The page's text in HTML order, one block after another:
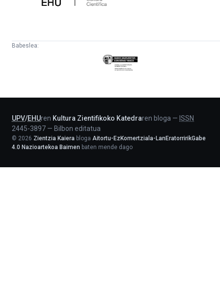
Babeslea:
Eusko
Jaurlaritza
UPV/EHUren Kultura Zientifikoko Katedraren bloga — ISSN
2445-3897 — Bilbon editatua
© 2026 Zientzia Kaiera bloga Aitortu-EzKomertziala-LanEratorririkGabe
4.0 Nazioartekoa Baimen baten mende dago